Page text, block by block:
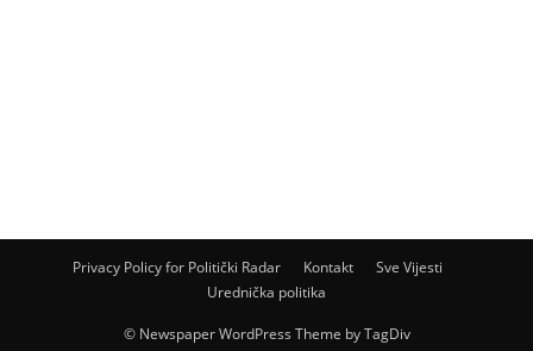
Privacy Policy for Politički Radar Kontakt
Sve Vijesti
Urednička politika
© Newspaper WordPress Theme by TagDiv